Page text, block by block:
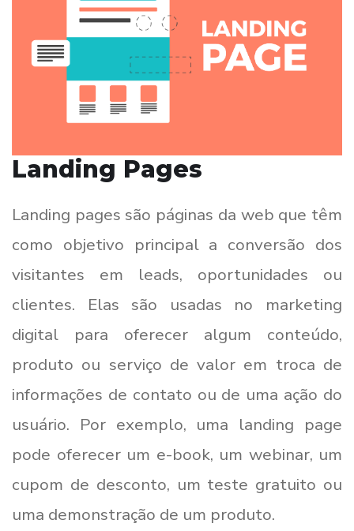
Landing Pages
Landing pages são páginas da web que têm
como objetivo principal a conversão dos
visitantes em leads, oportunidades ou
clientes. Elas são usadas no marketing
digital para oferecer algum conteúdo,
produto ou serviço de valor em troca de
informações de contato ou de uma ação do
usuário. Por exemplo, uma landing page
pode oferecer um e-book, um webinar, um
cupom de desconto, um teste gratuito ou
uma demonstração de um produto.